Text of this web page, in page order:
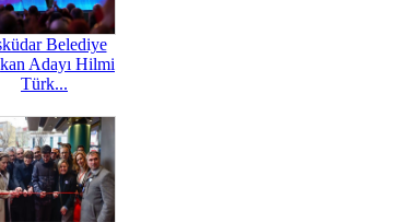
Belediye
Adayı Hilmi
Türk...